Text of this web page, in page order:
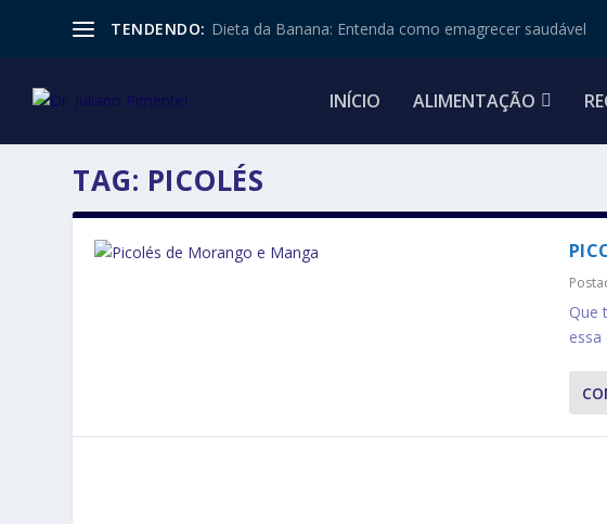
TENDENDO: Dieta da Banana: Entenda como emagrecer saudável
INÍCIO ALIMENTAÇÃO
TAG: PICOLÉS
Que
essa